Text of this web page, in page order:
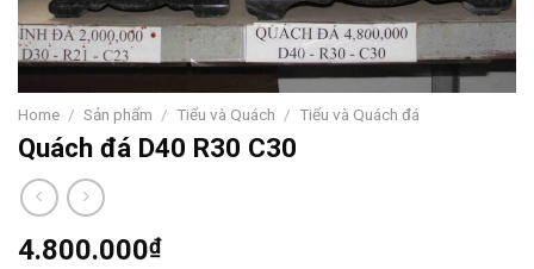
Home / Sản phẩm / Tiểu và Quách / Tiểu và Quách đá
Quách đá D40 R30 C30
4.800.000₫